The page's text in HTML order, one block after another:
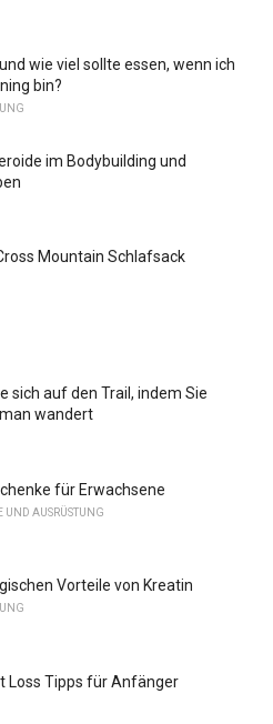
wie viel sollte essen, wenn ich
bin?
im Bodybuilding und
Mountain Schlafsack
sich auf den Trail, indem Sie
wandert
für Erwachsene
UND AUSRÜSTUNG
Vorteile von Kreatin
Loss Tipps für Anfänger